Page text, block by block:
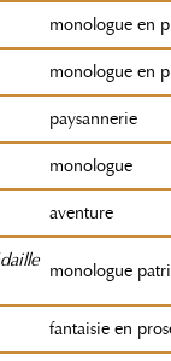
monologue en
monologue en
paysannerie
monologue
aventure
monologue
fantaisie en